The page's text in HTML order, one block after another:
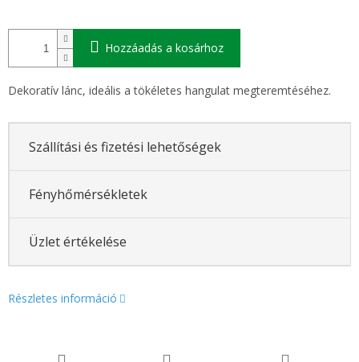
Hozzáadás a kosárhoz
Dekoratív lánc, ideális a tökéletes hangulat megteremtéséhez.
Szállítási és fizetési lehetőségek
Fényhőmérsékletek
Üzlet értékelése
Részletes információ